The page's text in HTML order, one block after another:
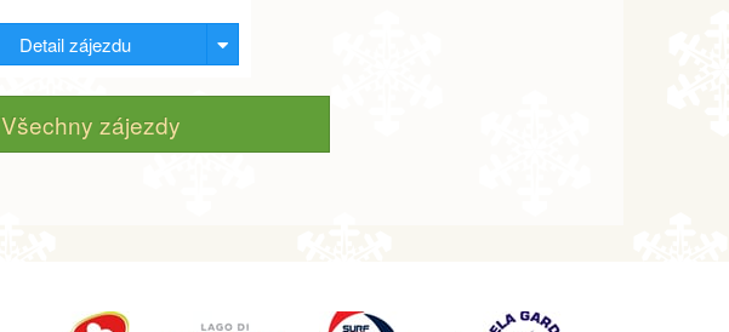
Detail zájezdu
Všechny zájezdy